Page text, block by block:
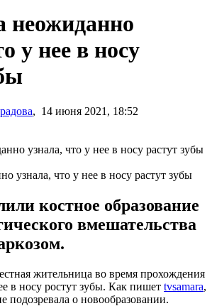
неожиданно
у нее в носу
, 14 июня 2021, 18:52
узнала, что у нее в носу растут зубы
костное образование
вмешательства
жительница во время прохождения
в носу ростут зубы. Как пишет tvsamara,
подозревала о новообразовании.